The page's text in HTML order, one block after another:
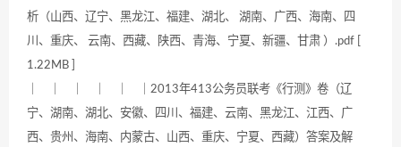
析（山西、辽宁、黑龙江、福建、湖北、 湖南、广西、海南、四
川、重庆、 云南、西藏、陕西、青海、宁夏、新疆、甘肃 ）.pdf [
1.22MB ]
｜ ｜ ｜ ｜ ｜ ｜2013年413公务员联考《行测》卷（辽
宁、湖南、湖北、安徽、四川、福建、云南、黑龙江、江西、广
西、贵州、海南、内蒙古、山西、重庆、宁夏、西藏）答案及解